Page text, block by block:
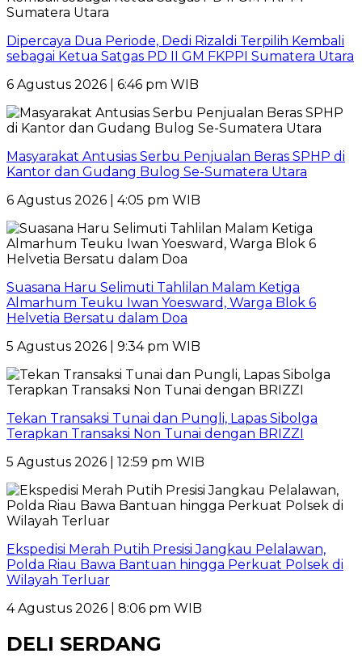
Dipercaya Dua Periode, Dedi Rizaldi Terpilih Kembali
sebagai Ketua Satgas PD II GM FKPPI Sumatera Utara
6 Agustus 2026 | 6:46 pm WIB
Masyarakat Antusias Serbu Penjualan Beras SPHP di
Kantor dan Gudang Bulog Se-Sumatera Utara
6 Agustus 2026 | 4:05 pm WIB
Suasana Haru Selimuti Tahlilan Malam Ketiga
Almarhum Teuku Iwan Yoesward, Warga Blok 6
Helvetia Bersatu dalam Doa
5 Agustus 2026 | 9:34 pm WIB
Tekan Transaksi Tunai dan Pungli, Lapas Sibolga
Terapkan Transaksi Non Tunai dengan BRIZZI
5 Agustus 2026 | 12:59 pm WIB
Ekspedisi Merah Putih Presisi Jangkau Pelalawan,
Polda Riau Bawa Bantuan hingga Perkuat Polsek di
Wilayah Terluar
4 Agustus 2026 | 8:06 pm WIB
DELI SERDANG